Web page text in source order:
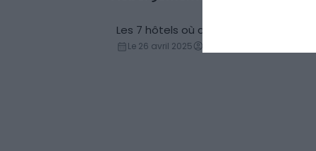
Hôtels
Les 7 hôtels où dormir au Zoo de
Le 26 avril 2025